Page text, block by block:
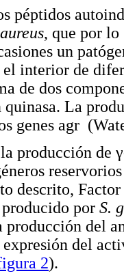
péptidos
, que por
un
interior de
de dos
La
genes agr
la producción de
descrito,
por S.
del
del
2).